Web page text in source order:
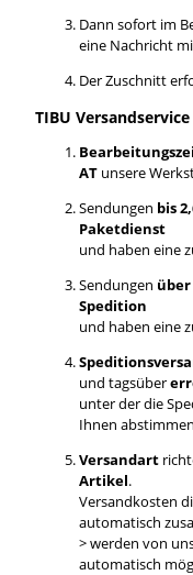
Dann sofort im
eine Nachricht
Der Zuschnitt
TIBU
AT unsere
Sendungen bis
Paketdienst
und haben eine
Sendungen über
Spedition
und haben eine
und tagsüber
unter der die
Ihnen
Versandart
Artikel.
Versandkosten
automatisch
> werden von
automatisch